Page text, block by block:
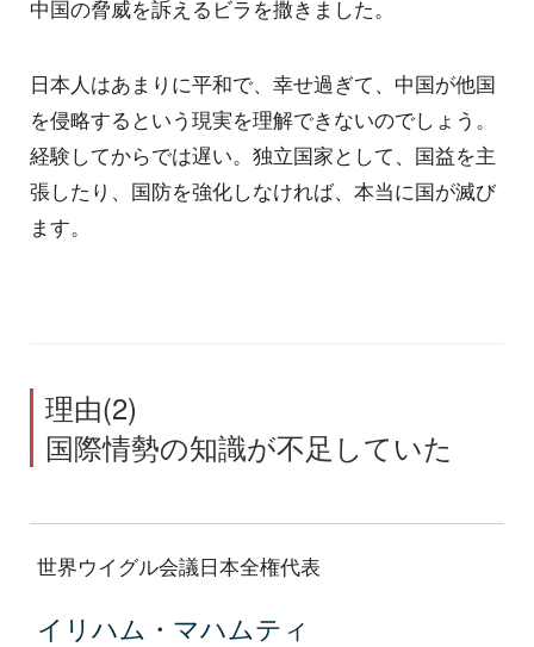
中国の脅威を訴えるビラを撒きました。
日本人はあまりに平和で、幸せ過ぎて、中国が他国
を侵略するという現実を理解できないのでしょう。
経験してからでは遅い。独立国家として、国益を主
張したり、国防を強化しなければ、本当に国が滅び
ます。
理由(2)
国際情勢の知識が不足していた
世界ウイグル会議日本全権代表
イリハム・マハムティ